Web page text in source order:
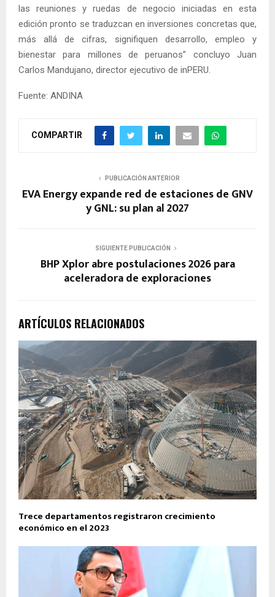
las reuniones y ruedas de negocio iniciadas en esta
edición pronto se traduzcan en inversiones concretas que,
más allá de cifras, signifiquen desarrollo, empleo y
bienestar para millones de peruanos” concluyo Juan
Carlos Mandujano, director ejecutivo de inPERU.
Fuente: ANDINA
COMPARTIR
PUBLICACIÓN ANTERIOR
EVA Energy expande red de estaciones de GNV
y GNL: su plan al 2027
SIGUIENTE PUBLICACIÓN
BHP Xplor abre postulaciones 2026 para
aceleradora de exploraciones
ARTÍCULOS RELACIONADOS
Trece departamentos registraron crecimiento
económico en el 2023